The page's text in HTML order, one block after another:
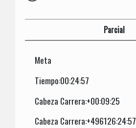
Parcial
Meta
Tiempo:00:24:57
Cabeza Carrera:+00:09:25
Cabeza Carrera:+496126:24:57